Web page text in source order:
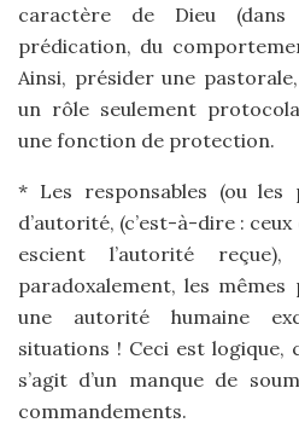
caractère de Dieu
prédication, du
Ainsi, présider une
un rôle seulement
une fonction de protection.
* Les responsables (ou les
d’autorité, (c’est-à-dire :
escient l’autorité
paradoxalement, les
une autorité humaine
situations ! Ceci est logique,
s’agit d’un manque de
commandements.